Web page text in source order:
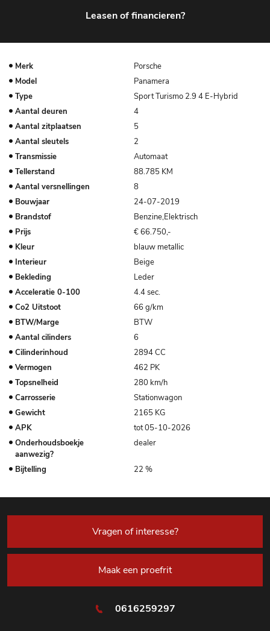
Leasen of financieren?
Merk
Porsche
Model
Panamera
Type
Sport Turismo 2.9 4 E-Hybrid
Aantal deuren
4
Aantal zitplaatsen
5
Aantal sleutels
2
Transmissie
Automaat
Tellerstand
88.785 KM
Aantal versnellingen
8
Bouwjaar
24-07-2019
Brandstof
Benzine,Elektrisch
Prijs
€ 66.750,-
Kleur
blauw metallic
Interieur
Beige
Bekleding
Leder
Acceleratie 0-100
4.4 sec.
Co2 Uitstoot
66 g/km
BTW/Marge
BTW
Aantal cilinders
6
Cilinderinhoud
2894 CC
Vermogen
462 PK
Topsnelheid
280 km/h
Carrosserie
Stationwagon
Gewicht
2165 KG
APK
tot 05-10-2026
Onderhoudsboekje
aanwezig?
dealer
Bijtelling 22 %
Vragen of interesse?
Maak een proefrit
0616259297